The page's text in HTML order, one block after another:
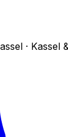
· Kassel